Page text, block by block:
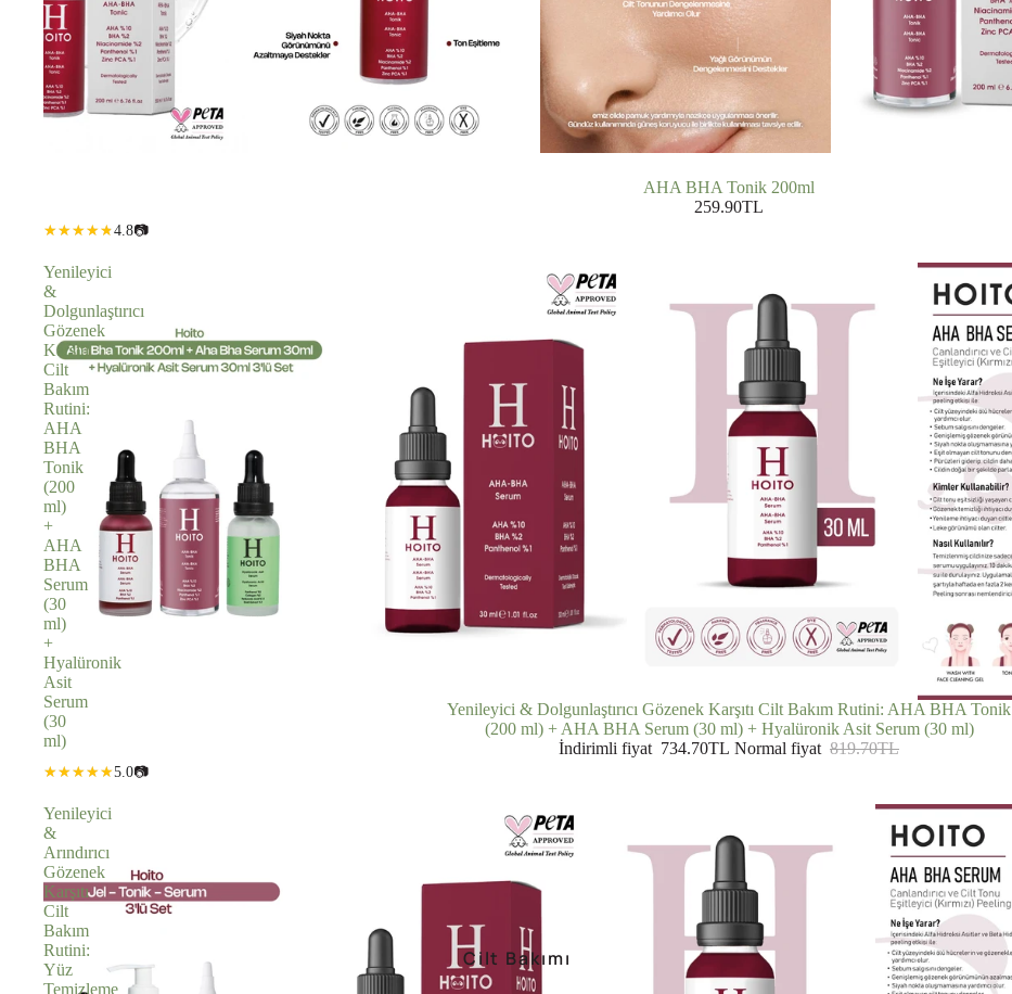
Cilt Bakımı
AHA BHA Tonik 200ml
259.90TL
4.8📷
Yenileyici
&
Dolgunlaştırıcı
Gözenek
Karşıtı
Cilt
Bakım
Rutini:
AHA
BHA
Tonik
(200
ml)
+
AHA
BHA
Serum
(30
ml)
+
Hyalüronik
Asit
Serum
(30
ml)
İNDIRIMDE
Yenileyici & Dolgunlaştırıcı Gözenek Karşıtı Cilt Bakım Rutini: AHA BHA Tonik
(200 ml) + AHA BHA Serum (30 ml) + Hyalüronik Asit Serum (30 ml)
İndirimli fiyat 734.70TL Normal fiyat 819.70TL
5.0📷
Yenileyici
&
Arındırıcı
Gözenek
Karşıtı
Cilt
Bakım
Rutini:
Yüz
Temizleme